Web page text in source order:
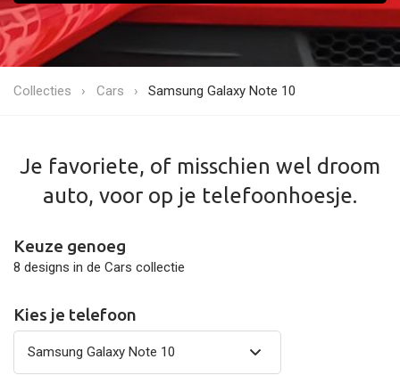
Collecties Cars Samsung Galaxy Note 10
Je favoriete, of misschien wel droom
auto, voor op je telefoonhoesje.
Keuze genoeg
8 designs in de Cars collectie
Kies je telefoon